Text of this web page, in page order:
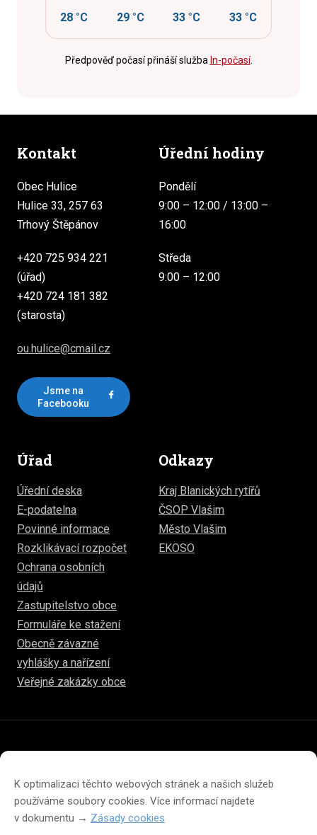
K optimalizaci těchto webových stránek a našich služeb
používáme soubory cookies. Více informací najdete
v dokumentu → Zásady cookies
28 °C 29 °C 33 °C 33 °C
Předpověď počasí přináší služba In-počasí.
Kontakt
Obec Hulice
Hulice 33, 257 63
Trhový Štěpánov
+420 725 934 221
(úřad)
+420 724 181 382
(starosta)
ou.hulice@cmail.cz
Jsme na
Facebooku
Úřední hodiny
Pondělí
9:00 – 12:00 / 13:00 –
16:00
Středa
9:00 – 12:00
Úřad
Úřední deska
E-podatelna
Povinné informace
Rozklikávací rozpočet
Ochrana osobních
údajů
Zastupitelstvo obce
Formuláře ke stažení
Obecně závazné
vyhlášky a nařízení
Veřejné zakázky obce
Odkazy
Kraj Blanických rytířů
ČSOP Vlašim
Město Vlašim
EKOSO
Prohlášení o přístupnosti
Prohlášení o ochraně soukromí
Zásady cookies (EU)